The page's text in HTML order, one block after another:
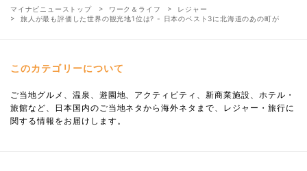
マイナビニューストップ ワーク＆ライフ
レジャー
旅人が最も評価した世界の観光地1位は? - 日本のベスト3に北海道のあの町が
このカテゴリーについて
ご当地グルメ、温泉、遊園地、アクティビティ、新商業施設、ホテル・
旅館など、日本国内のご当地ネタから海外ネタまで、レジャー・旅行に
関する情報をお届けします。